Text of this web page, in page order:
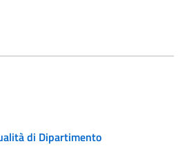
di Dipartimento